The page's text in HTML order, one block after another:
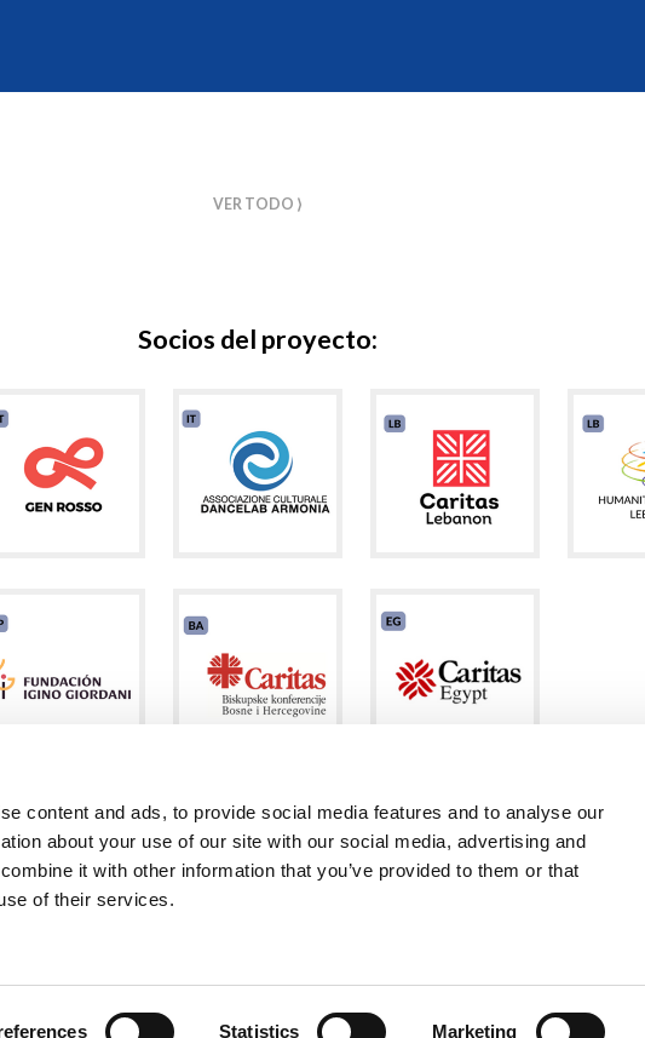
content and ads, to provide social media features and to analyse our
about your use of our site with our social media, advertising and
it with other information that you’ve provided to them or that
of their services.
Statistics Marketing
VER TODO ⟩
Socios del proyecto: